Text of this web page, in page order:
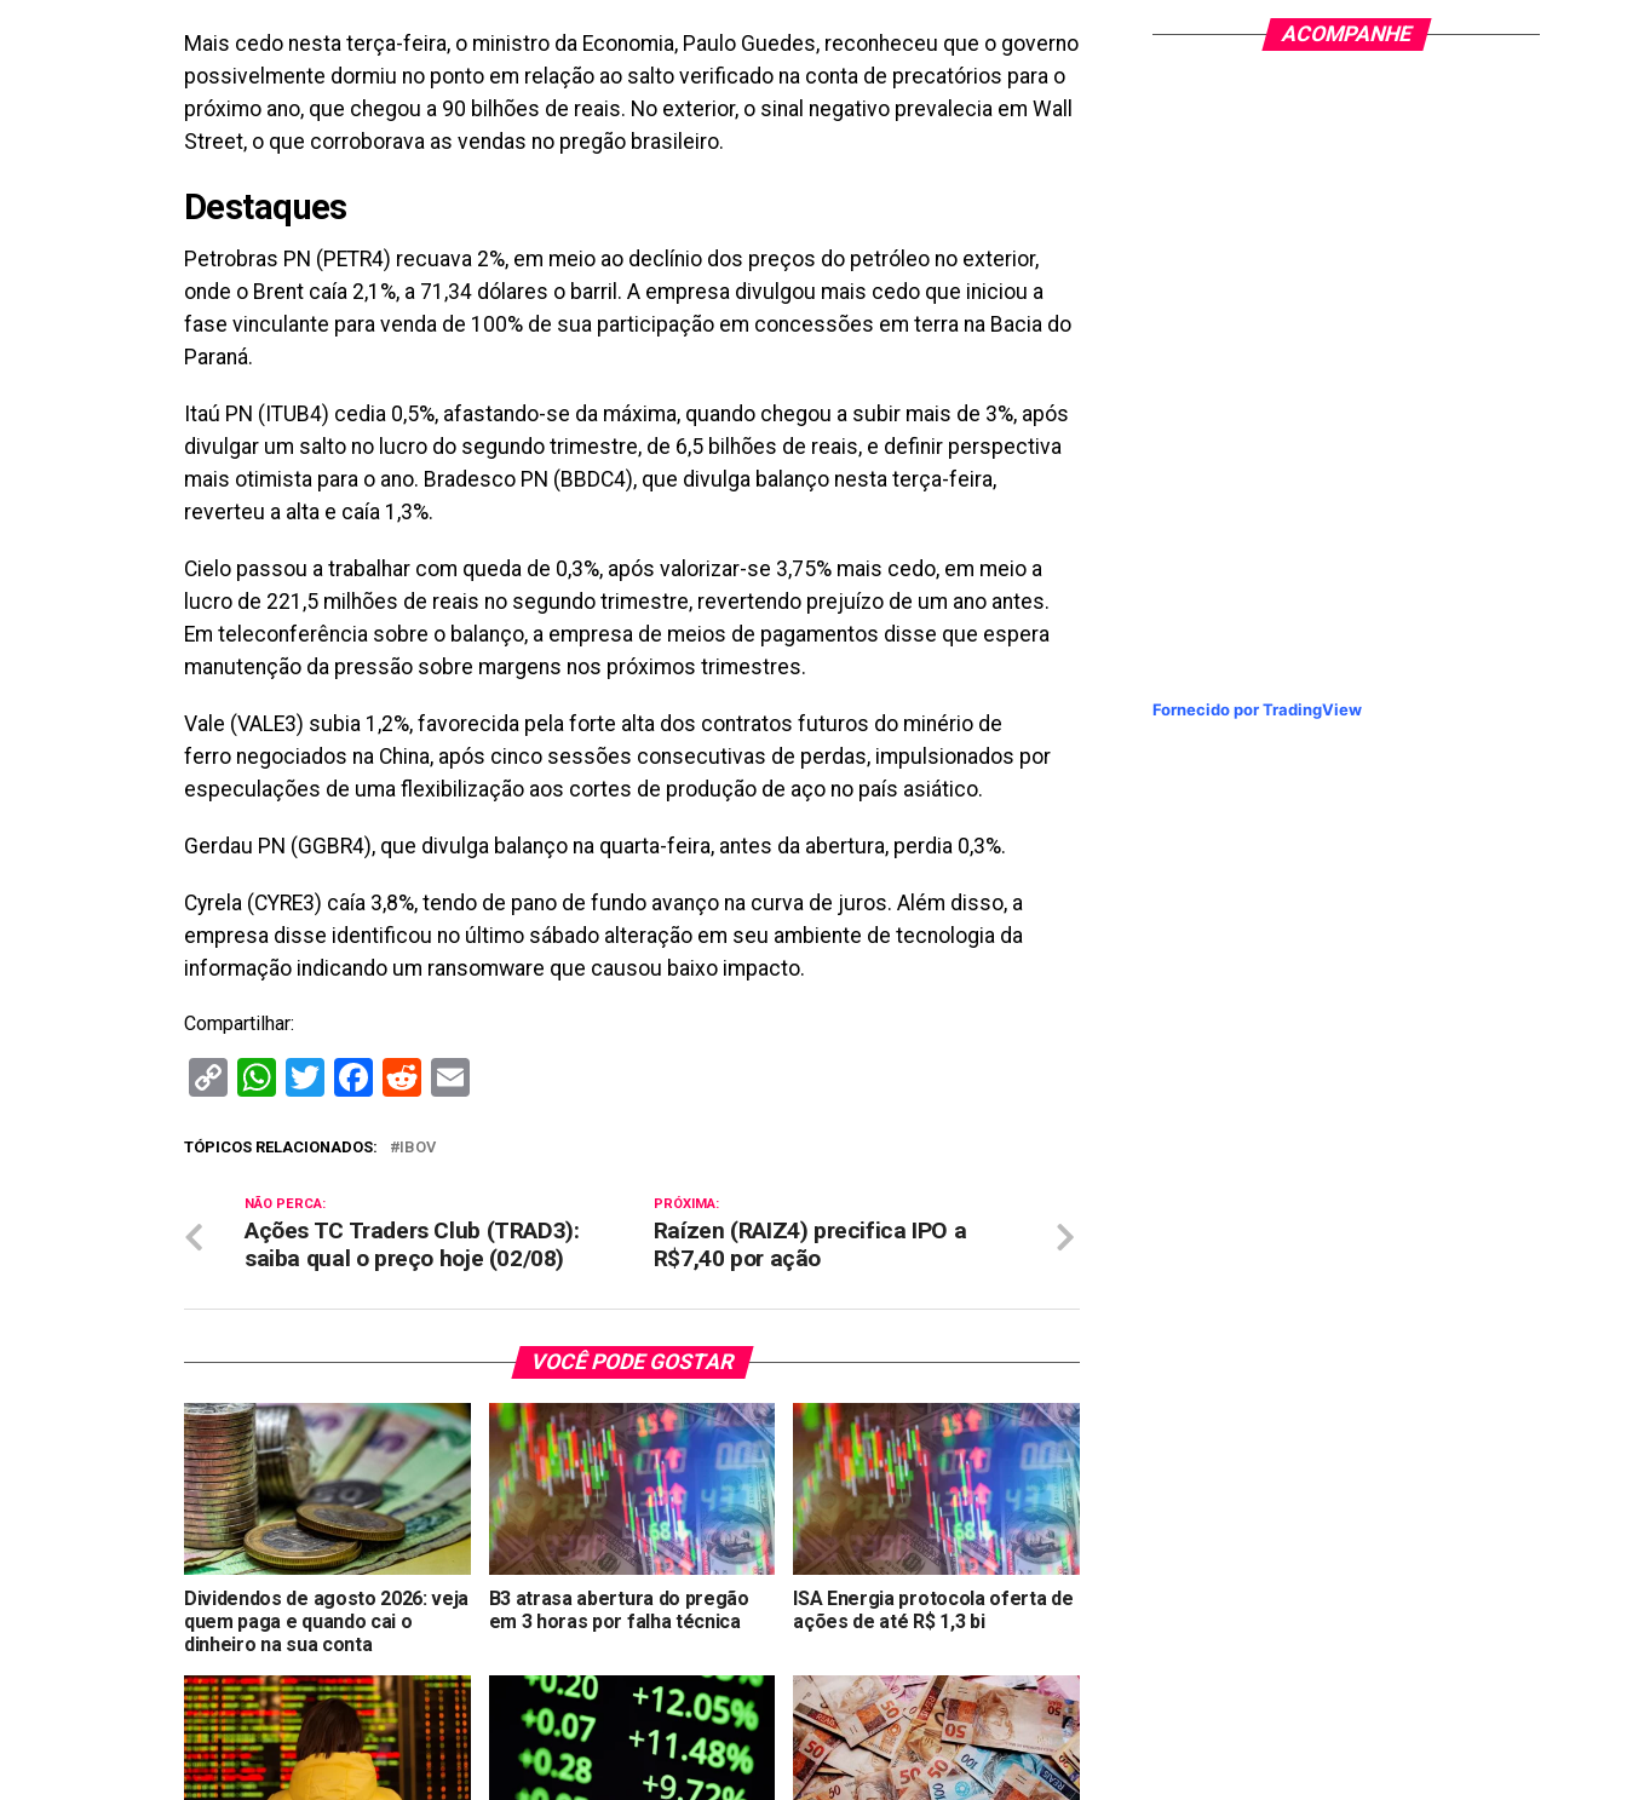
Mais cedo nesta terça-feira, o ministro da Economia, Paulo Guedes, reconheceu que o governo
possivelmente dormiu no ponto em relação ao salto verificado na conta de precatórios para o
próximo ano, que chegou a 90 bilhões de reais. No exterior, o sinal negativo prevalecia em Wall
Street, o que corroborava as vendas no pregão brasileiro.
Destaques
Petrobras PN (PETR4) recuava 2%, em meio ao declínio dos preços do petróleo no exterior,
onde o Brent caía 2,1%, a 71,34 dólares o barril. A empresa divulgou mais cedo que iniciou a
fase vinculante para venda de 100% de sua participação em concessões em terra na Bacia do
Paraná.
Itaú PN (ITUB4) cedia 0,5%, afastando-se da máxima, quando chegou a subir mais de 3%, após
divulgar um salto no lucro do segundo trimestre, de 6,5 bilhões de reais, e definir perspectiva
mais otimista para o ano. Bradesco PN (BBDC4), que divulga balanço nesta terça-feira,
reverteu a alta e caía 1,3%.
Cielo passou a trabalhar com queda de 0,3%, após valorizar-se 3,75% mais cedo, em meio a
lucro de 221,5 milhões de reais no segundo trimestre, revertendo prejuízo de um ano antes.
Em teleconferência sobre o balanço, a empresa de meios de pagamentos disse que espera
manutenção da pressão sobre margens nos próximos trimestres.
Vale (VALE3) subia 1,2%, favorecida pela forte alta dos contratos futuros do minério de
ferro negociados na China, após cinco sessões consecutivas de perdas, impulsionados por
especulações de uma flexibilização aos cortes de produção de aço no país asiático.
Gerdau PN (GGBR4), que divulga balanço na quarta-feira, antes da abertura, perdia 0,3%.
Cyrela (CYRE3) caía 3,8%, tendo de pano de fundo avanço na curva de juros. Além disso, a
empresa disse identificou no último sábado alteração em seu ambiente de tecnologia da
informação indicando um ransomware que causou baixo impacto.
Compartilhar:
CopyWhatsApp
Twitter
Facebook
Reddit
TÓPICOS RELACIONADOS: IBOV
PRÓXIMA:
Raízen (RAIZ4) precifica IPO a
R$7,40 por ação
NÃO PERCA:
Ações TC Traders Club (TRAD3):
saiba qual o preço hoje (02/08)
VOCÊ PODE GOSTAR
Dividendos de agosto 2026: veja
quem paga e quando cai o
dinheiro na sua conta
B3 atrasa abertura do pregão
em 3 horas por falha técnica
ISA Energia protocola oferta de
ações de até R$ 1,3 bi
ACOMPANHE
Fornecido por TradingView